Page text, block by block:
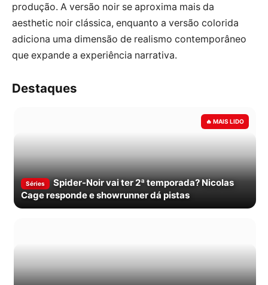
produção. A versão noir se aproxima mais da
aesthetic noir clássica, enquanto a versão colorida
adiciona uma dimensão de realismo contemporâneo
que expande a experiência narrativa.
Destaques
Séries
Spider-Noir vai ter 2ª temporada? Nicolas
Cage responde e showrunner dá pistas